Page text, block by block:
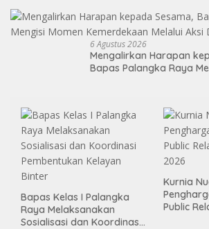
6 Agustus 2026
Mengalirkan Harapan
Bapas Palangka Raya
Bapas Kelas I Palangka
Raya Melaksanakan
Sosialisasi dan Koordinasi
Kurnia
Public